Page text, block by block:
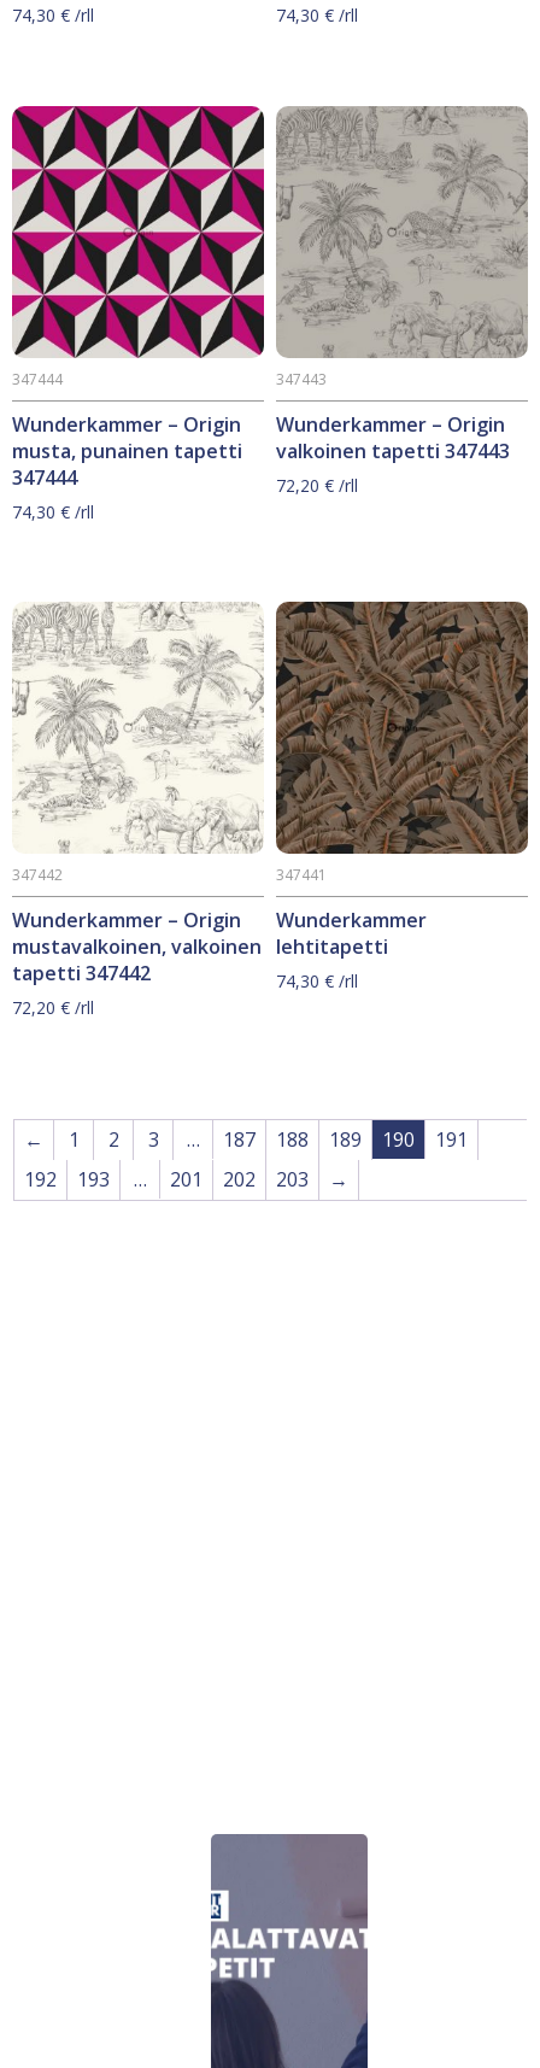
74,30 € /rll 74,30 € /rll
Wunderkammer – Origin
musta, punainen tapetti
347444
347444
74,30 € /rll
Wunderkammer – Origin
valkoinen tapetti 347443
347443
72,20 € /rll
Wunderkammer – Origin
mustavalkoinen, valkoinen
tapetti 347442
347442
72,20 € /rll
Wunderkammer
lehtitapetti
347441
74,30 € /rll
← 1 2 3 … 187 188 189 190
191
192
193 … 201 202 203 →